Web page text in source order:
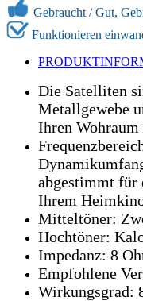
Gebraucht /Gut,
Funktionieren
Die Satelliten
Metallgewebe
Ihren
abgestimmt für
Ihrem
Mitteltöner:
Hochtöner:
Impedanz: 8
Empfohlene
Wirkungsgrad: